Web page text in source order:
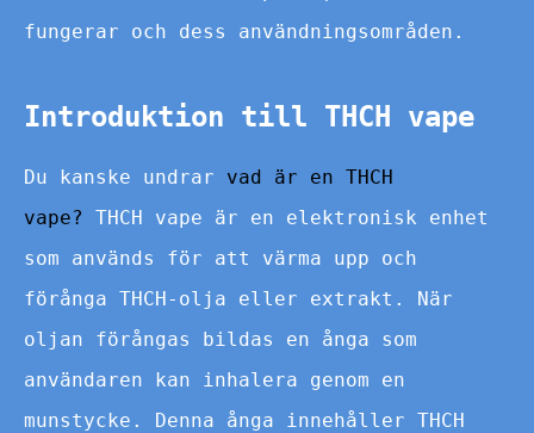
fungerar och dess användningsområden.
Introduktion till THCH vape
Du kanske undrar vad är en THCH
vape?
THCH vape är en elektronisk enhet
som används för att värma upp och
förånga THCH-olja eller extrakt. När
oljan förångas bildas en ånga som
användaren kan inhalera genom en
munstycke. Denna ånga innehåller THCH